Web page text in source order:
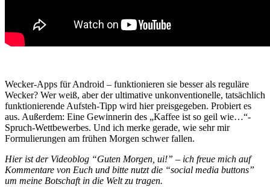
Wecker-Apps für Android – funktionieren sie besser als reguläre
Wecker? Wer weiß, aber der ultimative unkonventionelle, tatsächlich
funktionierende Aufsteh-Tipp wird hier preisgegeben. Probiert es
aus. Außerdem: Eine Gewinnerin des „Kaffee ist so geil wie…“-
Spruch-Wettbewerbes. Und ich merke gerade, wie sehr mir
Formulierungen am frühen Morgen schwer fallen.
Hier ist der Videoblog “Guten Morgen, ui!” – ich freue mich auf
Kommentare von Euch und bitte nutzt die “social media buttons”
um meine Botschaft in die Welt zu tragen.